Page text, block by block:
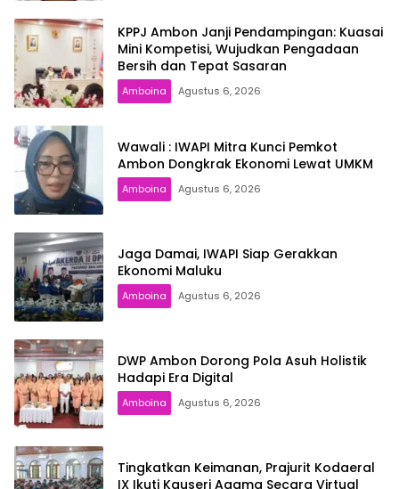
KPPJ Ambon Janji Pendampingan: Kuasai
Mini Kompetisi, Wujudkan Pengadaan
Bersih dan Tepat Sasaran
Amboina Agustus 6, 2026
Wawali : IWAPI Mitra Kunci Pemkot
Ambon Dongkrak Ekonomi Lewat UMKM
Amboina Agustus 6, 2026
Jaga Damai, IWAPI Siap Gerakkan
Ekonomi Maluku
Amboina Agustus 6, 2026
DWP Ambon Dorong Pola Asuh Holistik
Hadapi Era Digital
Amboina Agustus 6, 2026
Tingkatkan Keimanan, Prajurit Kodaeral
IX Ikuti Kauseri Agama Secara Virtual